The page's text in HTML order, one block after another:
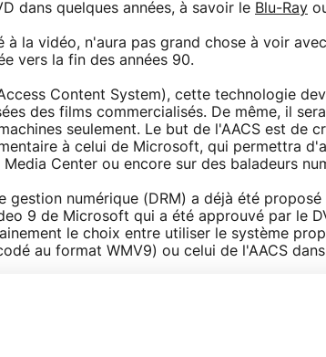
dans quelques années, à savoir le Blu-Ray
à la vidéo, n'aura pas grand chose à voir
vers la fin des années 90.
Content System), cette technologie
des films commercialisés. De même, il
seulement. Le but de l'AACS est de
à celui de Microsoft, qui permettra
Center ou encore sur des baladeurs
gestion numérique (DRM) a déjà été
9 de Microsoft qui a été approuvé par le
le choix entre utiliser le système
au format WMV9) ou celui de l'AACS